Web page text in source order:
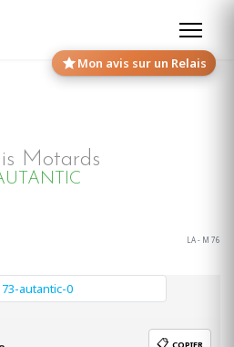
Mon avis sur un Relais
Motards
LA - M 76
📋 COPIER